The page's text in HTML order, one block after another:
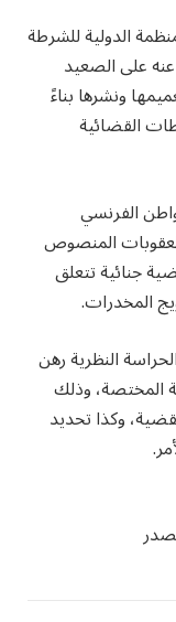
الدولية للشرطة
عنه على الصعيد
ونشرها بناءً
القضائية
الفرنسي
المنصوص
جنائية تتعلق
المخدرات.
النظرية رهن
المختصة، وذلك
وكذا تحديد